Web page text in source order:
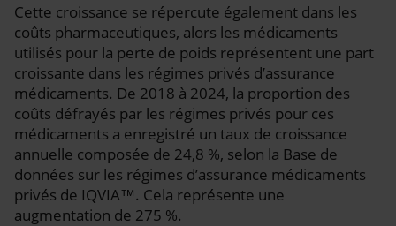
Cette croissance se répercute également dans les
coûts pharmaceutiques, alors les médicaments
utilisés pour la perte de poids représentent une part
croissante dans les régimes privés d’assurance
médicaments. De 2018 à 2024, la proportion des
coûts défrayés par les régimes privés pour ces
médicaments a enregistré un taux de croissance
annuelle composée de 24,8 %, selon la Base de
données sur les régimes d’assurance médicaments
privés de IQVIA™. Cela représente une
augmentation de 275 %.